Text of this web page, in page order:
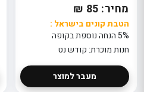
מחיר: 85 ₪
הטבת קונים בישראל :
5% הנחה נוספת בקופה
חנות מוכרת: קודש נט
מעבר למוצר